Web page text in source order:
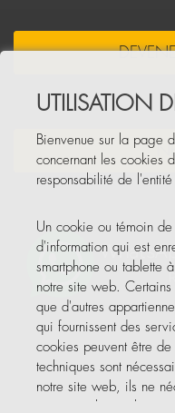
UTILISATION
Bienvenue sur la page
concernant les cookies
responsabilité de
Un cookie ou témoin
d'information qui est
smartphone ou tablette
notre site web.
que d'autres
qui fournissent des
cookies peuvent être
techniques sont
notre site web, ils ne